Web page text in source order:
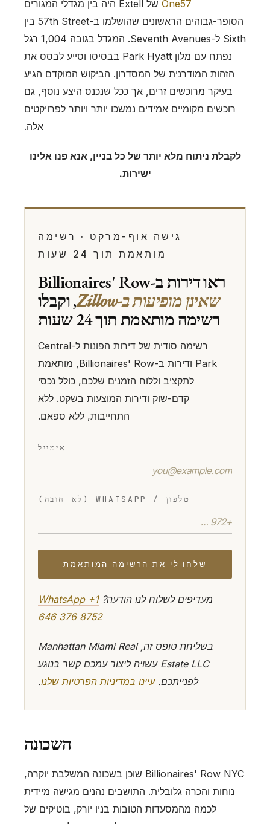
One57
של Extell היה בין מגדלי המגורים
הסופר-גבוהים הראשונים שהושלמו ב-57th Street בין
Sixth ל-Seventh Avenues. המגדל בגובה 1,004 רגל
נפתח עם מלון Park Hyatt בבסיסו וסייע לבסס את
הזהות המודרנית של המסדרון. הביקוש המוקדם הגיע
בעיקר מרוכשים זרים, אך ככל שנכנס היצע נוסף, גם
רוכשים מקומיים אמידים נמשכו יותר ויותר לפרויקטים
אלה.
לקבלת ניתוח מלא יותר של כל בניין, אנא פנו אלינו
ישירות.
גישה אוף-מרקט · רשימה
מותאמת תוך 24 שעות
ראו דירות ב-Billionaires' Row
שאינן מופיעות ב-Zillow
, וקבלו
רשימה מותאמת תוך 24 שעות
רשימה סודית של דירות הפונות ל-Central
Park ודירות ב-Billionaires' Row, מותאמת
לתקציב וללוח הזמנים שלכם, כולל נכסי
קדם-שוק ודירות המוצעות בשקט. ללא
התחייבות, ללא ספאם.
אימייל
טלפון / WHATSAPP (לא חובה)
שלחו לי את הרשימה המותאמת
מעדיפים לשלוח לנו הודעה?WhatsApp +1
646 376 8752
בשליחת טופס זה, Manhattan Miami Real
Estate LLC עשויה ליצור עמכם קשר בנוגע
לפנייתכם.עיינו במדיניות הפרטיות שלנו.
השכונה
Billionaires' Row NYC שוכן בשכונה המשלבת יוקרה,
נוחות והכרה גלובלית. התושבים נהנים מגישה מיידית
לכמה מהמסעדות הטובות בניו יורק, בוטיקים של